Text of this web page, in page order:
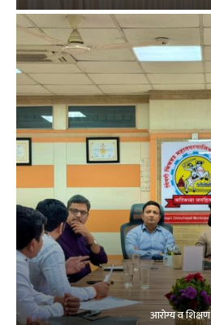
आरोग्य व शिक्षण